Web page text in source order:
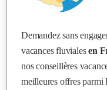
Demandez sans
vacances fluvialesen
nos conseillères
meilleures offres parmi